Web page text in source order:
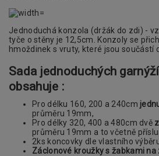
Jednoduchá konzola (držák do zdi) -
tyče o stěny je 12,5cm. Konzoly se
hmoždinek s vruty, které jsou součástí
Sada jednoduchých
obsahuje :
Pro délku 160, 200 a 240cm
průměru 19mm,
Pro délky 320, 400 a 480cm dvě
průměru 19mm a to včetně
2ks koncovky dle vlastního
Záclonové kroužky s žabkami na